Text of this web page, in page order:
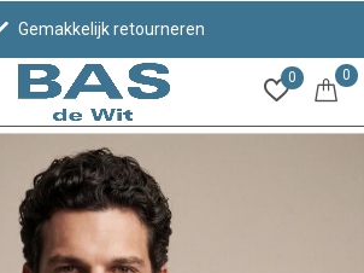
0 0
Gemakkelijk retourneren